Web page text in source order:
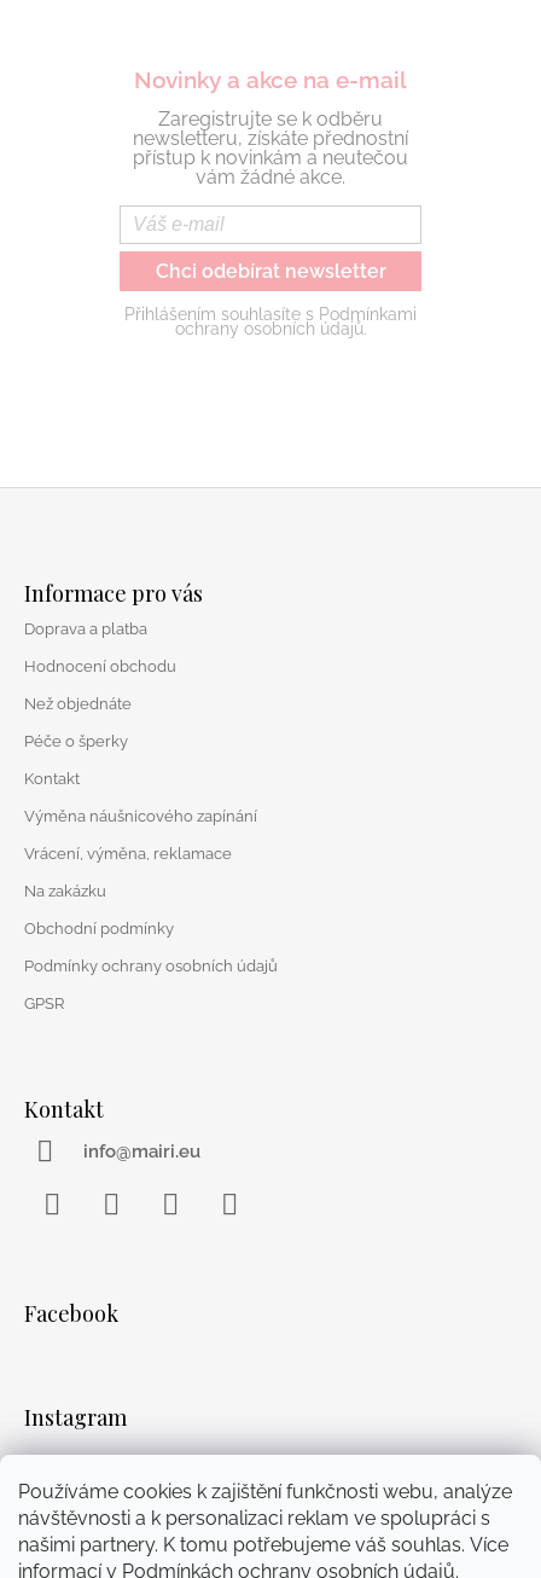
Používáme cookies k zajištění funkčnosti webu, analýze
návštěvnosti a k personalizaci reklam ve spolupráci s
našimi partnery. K tomu potřebujeme váš souhlas. Více
informací v Podmínkách ochrany osobních údajů.
Novinky a akce na e-mail
Zaregistrujte se k odběru
newsletteru, získáte přednostní
přístup k novinkám a neutečou
vám žádné akce.
Chci odebírat newsletter
Přihlášením souhlasíte s Podmínkami
ochrany osobních údajů.
Informace pro vás
Doprava a platba
Hodnocení obchodu
Než objednáte
Péče o šperky
Kontakt
Výměna náušnicového zapínání
Vrácení, výměna, reklamace
Na zakázku
Obchodní podmínky
Podmínky ochrany osobních údajů
GPSR
Kontakt
info@mairi.eu
Facebook
Instagram
Přijímáme online platby